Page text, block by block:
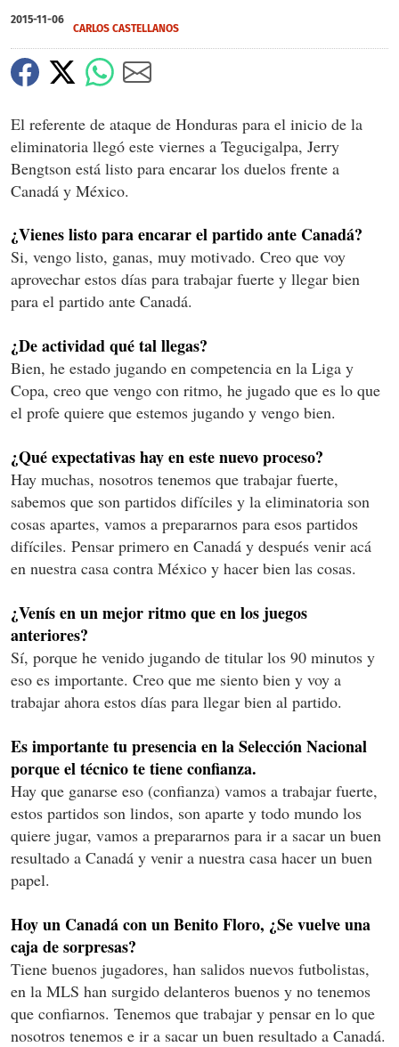
2015-11-06
CARLOS CASTELLANOS
El referente de ataque de Honduras para el inicio de la
eliminatoria llegó este viernes a Tegucigalpa, Jerry
Bengtson está listo para encarar los duelos frente a
Canadá y México.
¿Vienes listo para encarar el partido ante Canadá?
Si, vengo listo, ganas, muy motivado. Creo que voy
aprovechar estos días para trabajar fuerte y llegar bien
para el partido ante Canadá.
¿De actividad qué tal llegas?
Bien, he estado jugando en competencia en la Liga y
Copa, creo que vengo con ritmo, he jugado que es lo que
el profe quiere que estemos jugando y vengo bien.
¿Qué expectativas hay en este nuevo proceso?
Hay muchas, nosotros tenemos que trabajar fuerte,
sabemos que son partidos difíciles y la eliminatoria son
cosas apartes, vamos a prepararnos para esos partidos
difíciles. Pensar primero en Canadá y después venir acá
en nuestra casa contra México y hacer bien las cosas.
¿Venís en un mejor ritmo que en los juegos
anteriores?
Sí, porque he venido jugando de titular los 90 minutos y
eso es importante. Creo que me siento bien y voy a
trabajar ahora estos días para llegar bien al partido.
Es importante tu presencia en la Selección Nacional
porque el técnico te tiene confianza.
Hay que ganarse eso (confianza) vamos a trabajar fuerte,
estos partidos son lindos, son aparte y todo mundo los
quiere jugar, vamos a prepararnos para ir a sacar un buen
resultado a Canadá y venir a nuestra casa hacer un buen
papel.
Hoy un Canadá con un Benito Floro, ¿Se vuelve una
caja de sorpresas?
Tiene buenos jugadores, han salidos nuevos futbolistas,
en la MLS han surgido delanteros buenos y no tenemos
que confiarnos. Tenemos que trabajar y pensar en lo que
nosotros tenemos e ir a sacar un buen resultado a Canadá.